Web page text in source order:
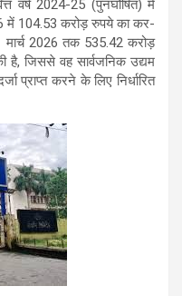
वर्ष 2024-25 (पुनर्घोषित) में
में 104.53 करोड़ रुपये का कर-
मार्च 2026 तक 535.42 करोड़
है, जिससे वह सार्वजनिक उद्यम
प्राप्त करने के लिए निर्धारित